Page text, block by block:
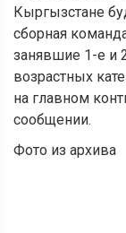
Кыргызстане
сборная
занявшие 1-е и
возрастных
на главном
сообщении.
Фото из архива